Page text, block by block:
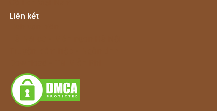
Liên kết